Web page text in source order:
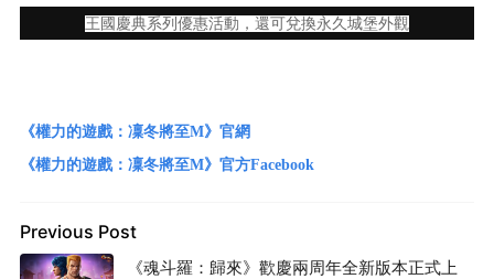
王國慶典系列優惠活動，還可兌換永久城堡外觀
《權力的遊戲：凜冬將至M》官網
《權力的遊戲：凜冬將至M》官方Facebook
Previous Post
《魂斗羅：歸來》歡慶兩周年全新版本正式上